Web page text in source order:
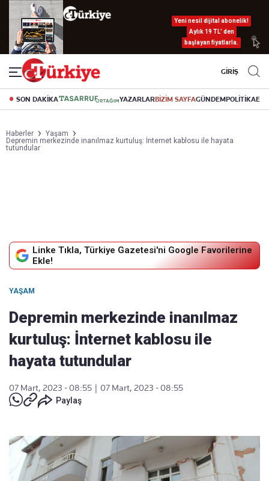
Yeni nesil dijital abonelik!
Aylık 19 TL’ den
başlayan fiyatlarla.
GİRİŞ
SON DAKİKA YAZARLARBİZİM SAYFAGÜNDEMPOLİTİKA
Haberler
Yaşam
Depremin merkezinde inanılmaz kurtuluş: İnternet kablosu ile hayata
tutundular
Linke Tıkla, Türkiye Gazetesi'ni Google Favorilerine
Ekle!
YAŞAM
Depremin merkezinde inanılmaz
kurtuluş: İnternet kablosu ile
hayata tutundular
07 Mart, 2023 - 08:55
07 Mart, 2023 - 08:55
Paylaş